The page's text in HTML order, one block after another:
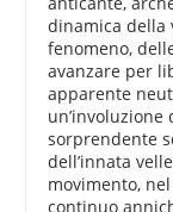
dinamica della
fenomeno,
avanzare per
apparente
sorprendente
dell’innata
movimento,
continuo